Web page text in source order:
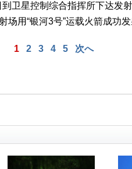
卫星控制综合指挥所下达发
用“银河3号”运载火箭成功发
1 2 3 4 5 次へ